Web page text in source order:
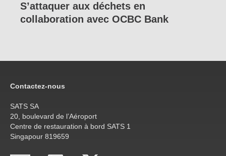
S’attaquer aux déchets en
collaboration avec OCBC Bank
Contactez-nous
SATS SA
20, boulevard de l’Aéroport
Centre de restauration à bord SATS 1
Singapour 819659